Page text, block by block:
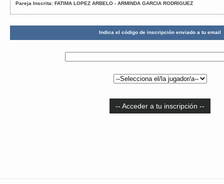
Pareja Inscrita: FATIMA LOPEZ ARBELO - ARMINDA GARCIA RODRIGUEZ
Indica el código de inscripción enviado a tu email
-- Acceder a tu inscripción --